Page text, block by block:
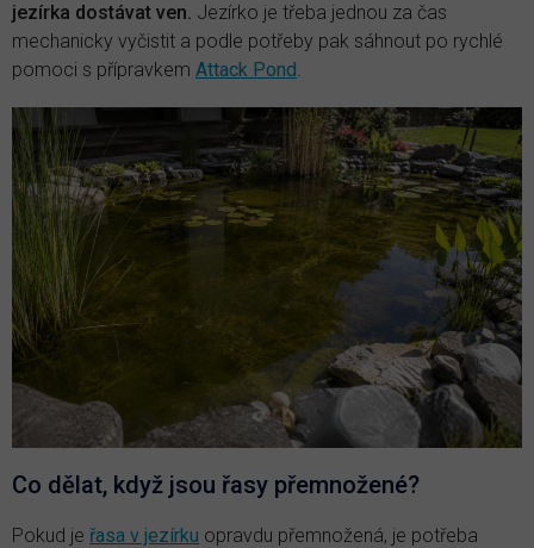
jezírka dostávat ven. Jezírko je třeba jednou za čas
mechanicky vyčistit a podle potřeby pak sáhnout po rychlé
pomoci s přípravkem Attack Pond.
Co dělat, když jsou řasy přemnožené?
Pokud je řasa v jezírku opravdu přemnožená, je potřeba